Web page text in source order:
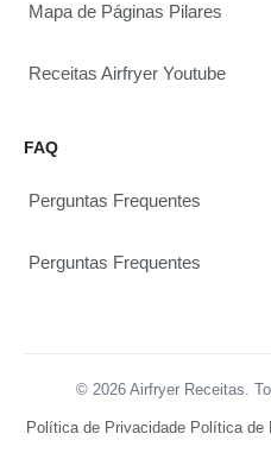
Mapa de Páginas Pilares
Receitas Airfryer Youtube
FAQ
Perguntas Frequentes
Perguntas Frequentes
© 2026 Airfryer Receitas.
Política de Privacidade Política de